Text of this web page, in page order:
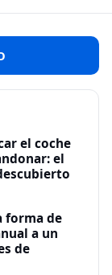
el coche
el
forma de
a un
de